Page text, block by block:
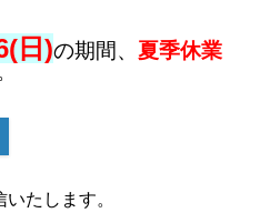
日)の期間、 夏季休業
たします。